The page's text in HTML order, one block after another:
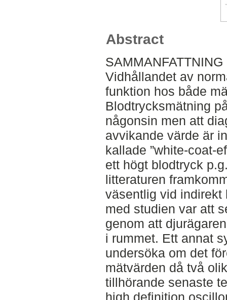
Abstract
SAMMANFATTNING
Vidhållandet av
funktion hos både
Blodtrycksmätning
någonsin men att
avvikande värde är
kallade ”white-coat-
ett högt blodtryck
litteraturen
väsentlig vid indirekt
med studien var att
genom att
i rummet. Ett annat
undersöka om det
mätvärden då två
tillhörande senaste
high definition